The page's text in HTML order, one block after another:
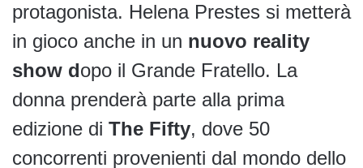
protagonista. Helena Prestes si metterà
in gioco anche in un nuovo reality
show dopo il Grande Fratello. La
donna prenderà parte alla prima
edizione di The Fifty, dove 50
concorrenti provenienti dal mondo dello